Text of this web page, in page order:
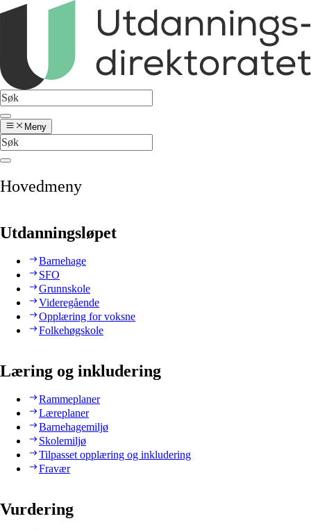
Meny
Hovedmeny
Utdanningsløpet
Barnehage
SFO
Grunnskole
Videregående
Opplæring for voksne
Folkehøgskole
Læring og inkludering
Rammeplaner
Læreplaner
Barnehagemiljø
Skolemiljø
Tilpasset opplæring og inkludering
Fravær
Vurdering